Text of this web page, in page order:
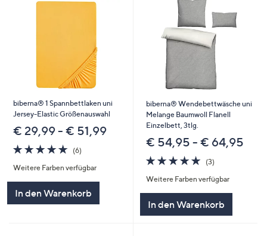
biberna® 1 Spannbettlaken uni
Jersey-Elastic Größenauswahl
€ 29,99 - € 51,99
4.7
von
5
(6)
Weitere Farben verfügbar
In den Warenkorb
biberna® Wendebettwäsche uni
Melange Baumwoll Flanell
Einzelbett, 3tlg.
€ 54,95 - € 64,95
4.7
von
5
(3)
Weitere Farben verfügbar
In den Warenkorb